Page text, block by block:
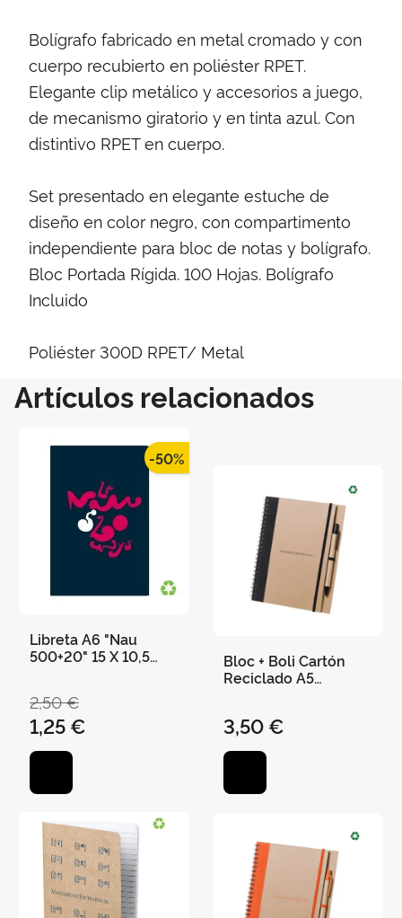
Bolígrafo fabricado en metal cromado y con
cuerpo recubierto en poliéster RPET.
Elegante clip metálico y accesorios a juego,
de mecanismo giratorio y en tinta azul. Con
distintivo RPET en cuerpo.
Set presentado en elegante estuche de
diseño en color negro, con compartimento
independiente para bloc de notas y bolígrafo.
Bloc Portada Rígida. 100 Hojas. Bolígrafo
Incluido
Poliéster 300D RPET/ Metal
Artículos relacionados
-50%
Libreta A6 "Nau
500+20" 15 X 10,5
2,50 €
1,25 €
Bloc + Boli Cartón
Reciclado A5
cm - Negro
3,50 €